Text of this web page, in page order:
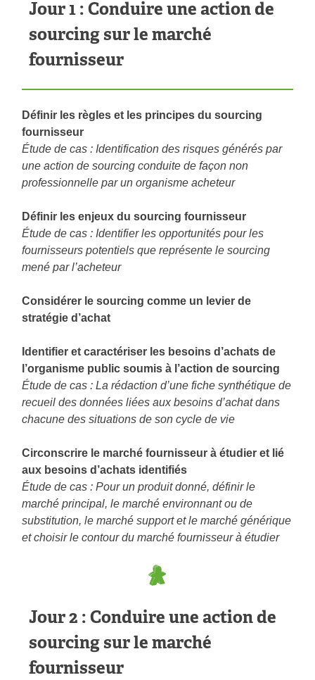
Jour 1 : Conduire une action de
sourcing sur le marché
fournisseur
Définir les règles et les principes du sourcing
fournisseur
Étude de cas : Identification des risques générés par
une action de sourcing conduite de façon non
professionnelle par un organisme acheteur
Définir les enjeux du sourcing fournisseur
Étude de cas : Identifier les opportunités pour les
fournisseurs potentiels que représente le sourcing
mené par l’acheteur
Considérer le sourcing comme un levier de
stratégie d’achat
Identifier et caractériser les besoins d’achats de
l’organisme public soumis à l’action de sourcing
Étude de cas : La rédaction d’une fiche synthétique de
recueil des données liées aux besoins d’achat dans
chacune des situations de son cycle de vie
Circonscrire le marché fournisseur à étudier et lié
aux besoins d’achats identifiés
Étude de cas : Pour un produit donné, définir le
marché principal, le marché environnant ou de
substitution, le marché support et le marché générique
et choisir le contour du marché fournisseur à étudier
Jour 2 : Conduire une action de
sourcing sur le marché
fournisseur